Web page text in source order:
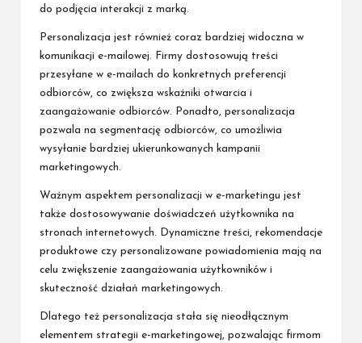
do podjęcia interakcji z marką.
Personalizacja jest również coraz bardziej widoczna w
komunikacji e-mailowej. Firmy dostosowują treści
przesyłane w e-mailach do konkretnych preferencji
odbiorców, co zwiększa wskaźniki otwarcia i
zaangażowanie odbiorców. Ponadto, personalizacja
pozwala na segmentację odbiorców, co umożliwia
wysyłanie bardziej ukierunkowanych kampanii
marketingowych.
Ważnym aspektem personalizacji w e-marketingu jest
także dostosowywanie doświadczeń użytkownika na
stronach internetowych. Dynamiczne treści, rekomendacje
produktowe czy personalizowane powiadomienia mają na
celu zwiększenie zaangażowania użytkowników i
skuteczność działań marketingowych.
Dlatego też personalizacja stała się nieodłącznym
elementem strategii e-marketingowej, pozwalając firmom